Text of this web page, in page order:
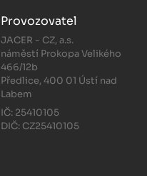
Provozovatel
JACER - CZ, a.s.
náměstí Prokopa Velikého
466/12b
Předlice, 400 01 Ústí nad
Labem
IČ: 25410105
DIČ: CZ25410105